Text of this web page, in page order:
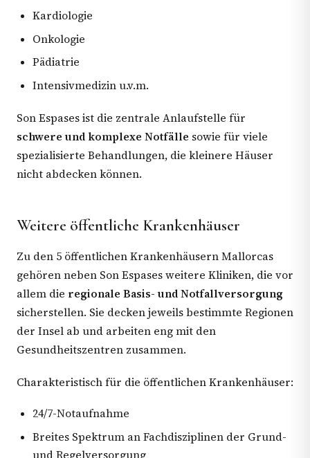
Kardiologie
Onkologie
Pädiatrie
Intensivmedizin u.v.m.
Son Espases ist die zentrale Anlaufstelle für
schwere und komplexe Notfälle sowie für viele
spezialisierte Behandlungen, die kleinere Häuser
nicht abdecken können.
Weitere öffentliche Krankenhäuser
Zu den 5 öffentlichen Krankenhäusern Mallorcas
gehören neben Son Espases weitere Kliniken, die vor
allem die regionale Basis- und Notfallversorgung
sicherstellen. Sie decken jeweils bestimmte Regionen
der Insel ab und arbeiten eng mit den
Gesundheitszentren zusammen.
Charakteristisch für die öffentlichen Krankenhäuser:
24/7-Notaufnahme
Breites Spektrum an Fachdisziplinen der Grund-
und Regelversorgung